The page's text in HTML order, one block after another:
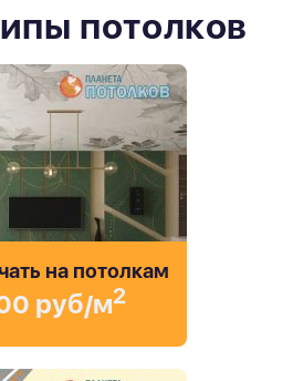
потолков
на потолкам
руб/м2